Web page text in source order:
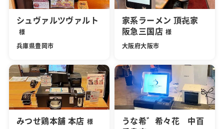
シュヴァルツヴァルト
様
兵庫県豊岡市
家系ラーメン 頂㐂家
阪急三国店 様
大阪府大阪市
みつせ鶏本舗 本店 様
うな希゛希々花 中百